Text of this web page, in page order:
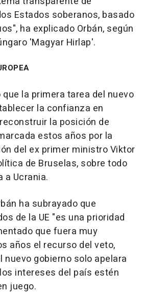
Estados soberanos, basado
ha explicado Orbán, según
'Magyar Hirlap'.
la primera tarea del nuevo
la confianza en
la posición de
estos años por la
del ex primer ministro Viktor
de Bruselas, sobre todo
a Ucrania.
ha subrayado que
de la UE "es una prioridad
que fuera muy
años el recurso del veto,
nuevo gobierno solo apelara
intereses del país estén
juego.